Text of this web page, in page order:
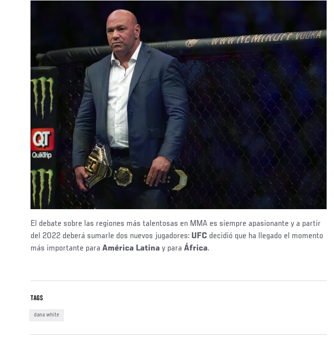
El debate sobre las regiones más talentosas en MMA es siempre apasionante y a partir
del 2022 deberá sumarle dos nuevos jugadores: UFC decidió que ha llegado el momento
más importante para América Latina y para África.
TAGS
dana white
US ESPANOL